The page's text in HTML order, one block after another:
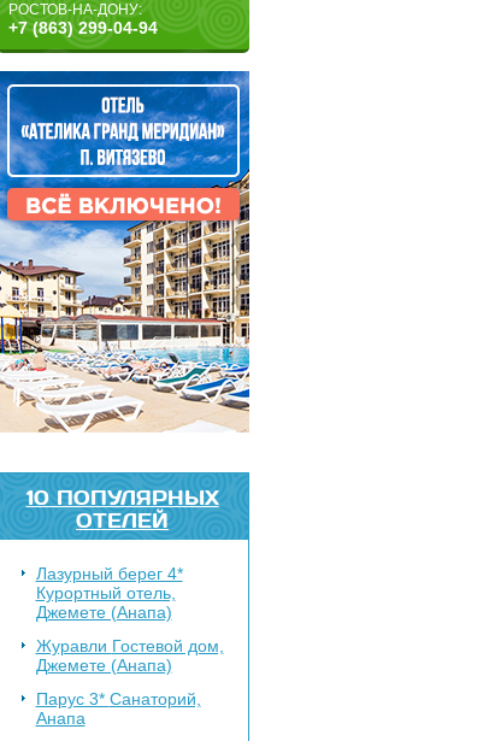
РОСТОВ-НА-ДОНУ:
+7 (863) 299-04-94
10 ПОПУЛЯРНЫХ
ОТЕЛЕЙ
Лазурный берег 4*
Курортный отель,
Джемете (Анапа)
Журавли Гостевой дом,
Джемете (Анапа)
Парус 3* Санаторий,
Анапа